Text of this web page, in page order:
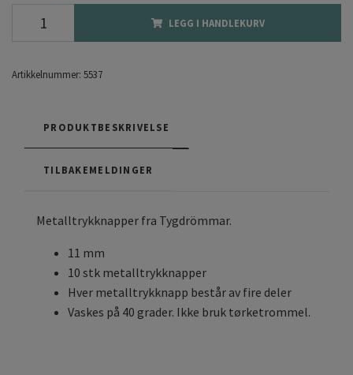
LEGG I HANDLEKURV
Artikkelnummer: 5537
PRODUKTBESKRIVELSE
TILBAKEMELDINGER
Metalltrykknapper fra Tygdrömmar.
11 mm
10 stk metalltrykknapper
Hver metalltrykknapp består av fire deler
Vaskes på 40 grader. Ikke bruk tørketrommel.